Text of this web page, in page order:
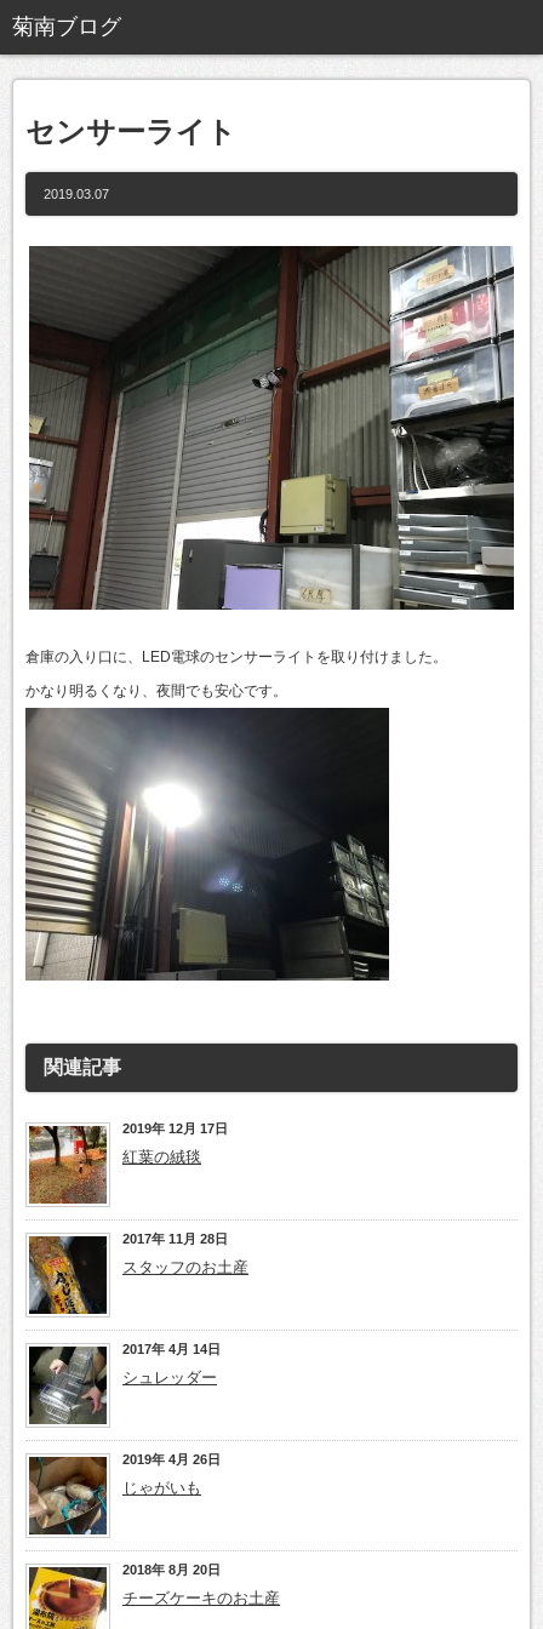
センサーライト
2019.03.07
倉庫の入り口に、LED電球のセンサーライトを取り付けました。
かなり明るくなり、夜間でも安心です。
関連記事
2019年 12月 17日
紅葉の絨毯
2017年 11月 28日
スタッフのお土産
2017年 4月 14日
シュレッダー
2019年 4月 26日
じゃがいも
2018年 8月 20日
チーズケーキのお土産